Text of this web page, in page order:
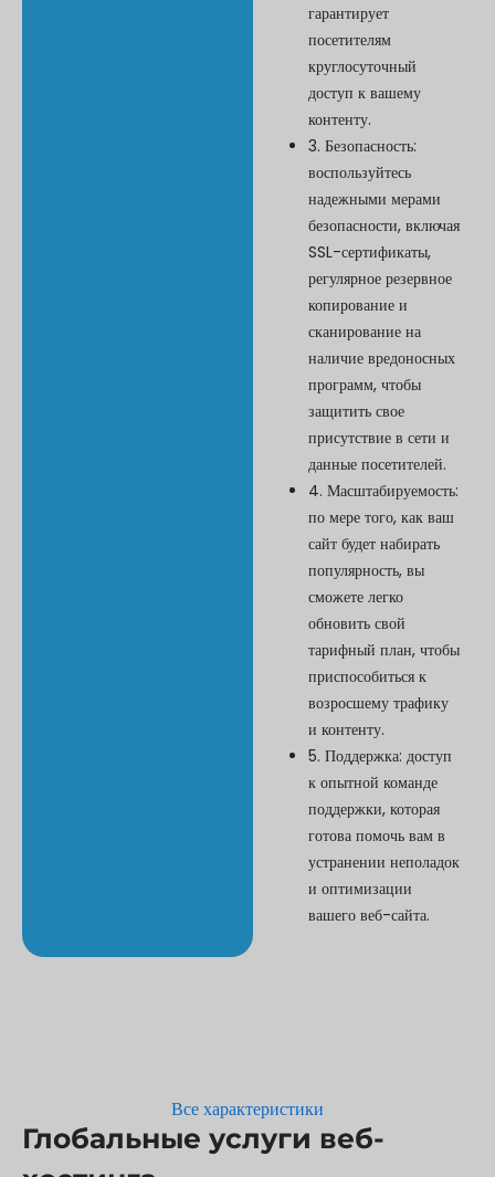
гарантирует
посетителям
круглосуточный
доступ к вашему
контенту.
3. Безопасность:
воспользуйтесь
надежными мерами
безопасности, включая
SSL-сертификаты,
регулярное резервное
копирование и
сканирование на
наличие вредоносных
программ, чтобы
защитить свое
присутствие в сети и
данные посетителей.
4. Масштабируемость:
по мере того, как ваш
сайт будет набирать
популярность, вы
сможете легко
обновить свой
тарифный план, чтобы
приспособиться к
возросшему трафику
и контенту.
5. Поддержка: доступ
к опытной команде
поддержки, которая
готова помочь вам в
устранении неполадок
и оптимизации
вашего веб-сайта.
Все характеристики
Глобальные услуги веб-